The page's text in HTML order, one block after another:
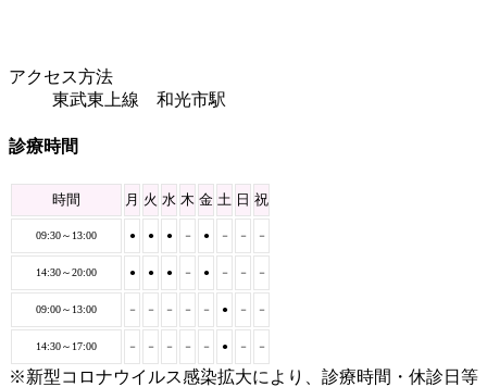
アクセス方法
東武東上線 和光市駅
診療時間
時間 月 火 水 木 金 土 日 祝
09:30～13:00 ● ● ● － ● － － －
14:30～20:00 ● ● ● － ● － － －
09:00～13:00 － － － － － ● － －
14:30～17:00 － － － － － ● － －
※新型コロナウイルス感染拡大により、診療時間・休診日等